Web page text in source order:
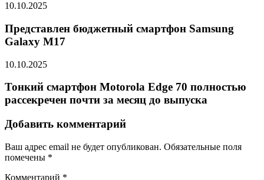
10.10.2025
Представлен бюджетный смартфон Samsung
Galaxy M17
10.10.2025
Тонкий смартфон Motorola Edge 70 полностью
рассекречен почти за месяц до выпуска
Добавить комментарий
Ваш адрес email не будет опубликован. Обязательные поля
помечены *
Комментарий *